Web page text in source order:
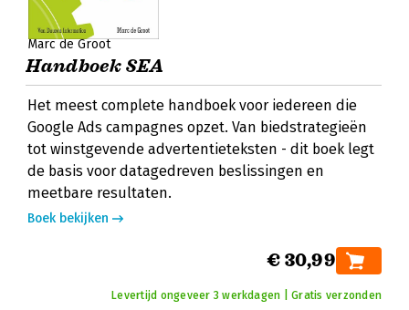
Marc de Groot
Handboek SEA
Het meest complete handboek voor iedereen die
Google Ads campagnes opzet. Van biedstrategieën
tot winstgevende advertentieteksten - dit boek legt
de basis voor datagedreven beslissingen en
meetbare resultaten.
Boek bekijken
€ 30,99
Levertijd ongeveer 3 werkdagen | Gratis verzonden